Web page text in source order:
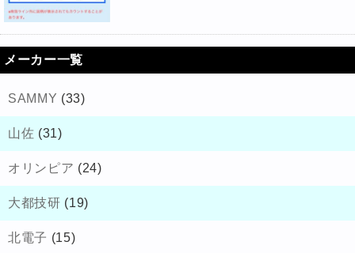
メーカー一覧
SAMMY (33)
山佐 (31)
オリンピア (24)
大都技研 (19)
北電子 (15)